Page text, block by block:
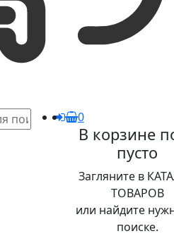
0
В корзине
пусто
Загляните в
ТОВАРОВ
или найдите
поиске.